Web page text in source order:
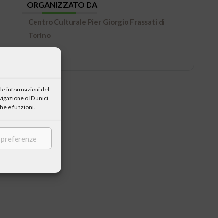
informazioni del
o ID unici
e funzioni.
ORGANIZZATO DA
Centro Culturale Pier Giorgio Frassati di
Torino